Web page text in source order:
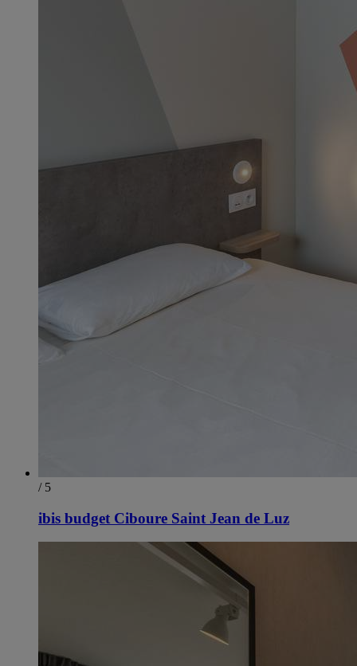
/ 5
ibis budget Ciboure Saint Jean de Luz